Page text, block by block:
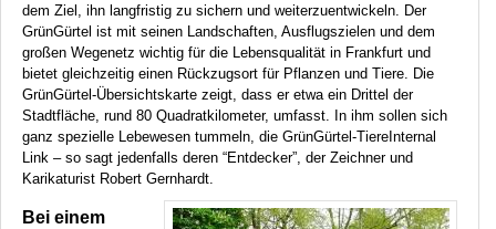
dem Ziel, ihn langfristig zu sichern und weiterzuentwickeln. Der
GrünGürtel ist mit seinen Landschaften, Ausflugszielen und dem
großen Wegenetz wichtig für die Lebensqualität in Frankfurt und
bietet gleichzeitig einen Rückzugsort für Pflanzen und Tiere. Die
GrünGürtel-Übersichtskarte zeigt, dass er etwa ein Drittel der
Stadtfläche, rund 80 Quadratkilometer, umfasst. In ihm sollen sich
ganz spezielle Lebewesen tummeln, die GrünGürtel-TiereInternal
Link – so sagt jedenfalls deren “Entdecker”, der Zeichner und
Karikaturist Robert Gernhardt.
Bei einem